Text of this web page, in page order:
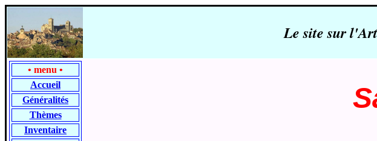
Le site sur
• menu •
Accueil
Généralités
Thèmes
Inventaire